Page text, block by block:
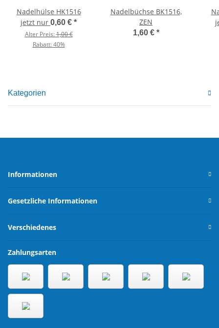
Nadelhülse HK1516
jetzt nur 0,60 € *
Alter Preis:1,00 €
Rabatt:40%
Nadelbüchse BK1516,
ZEN
1,60 € *
Kategorien
Informationen
Gesetzliche Informationen
Verschiedenes
Zahlungsarten